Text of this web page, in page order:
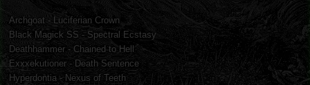
Archgoat - Luciferian Crown
Black Magick SS - Spectral Ecstasy
Deathhammer - Chained to Hell
Exxxekutioner - Death Sentence
Hyperdontia - Nexus of Teeth